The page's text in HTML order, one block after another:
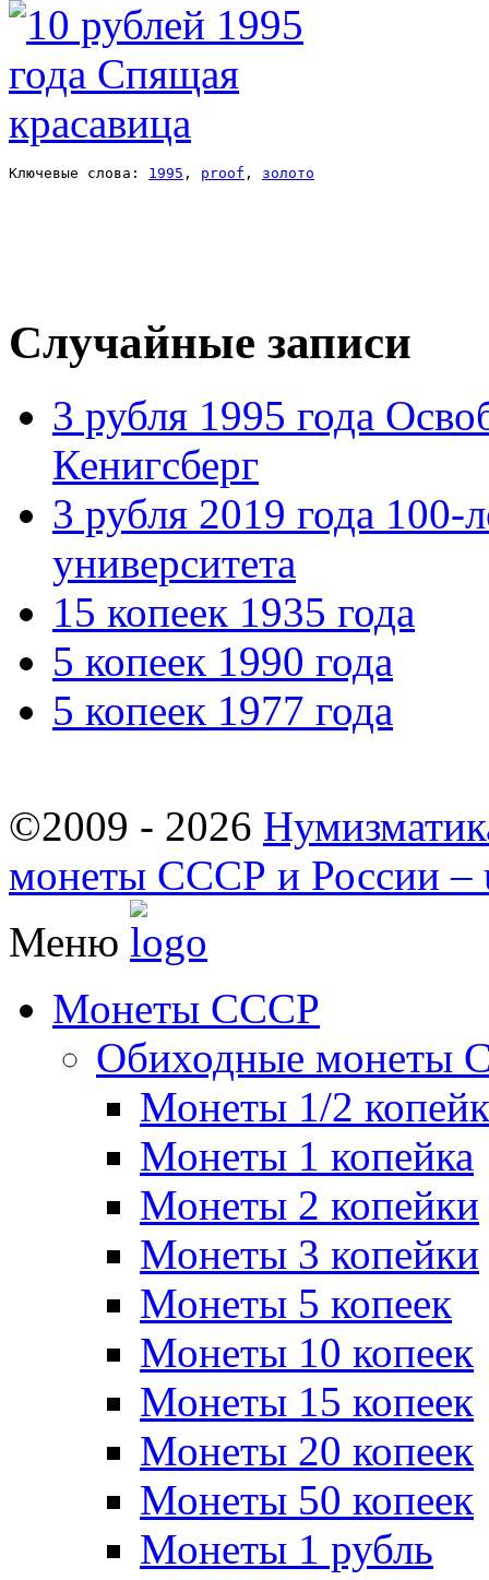
Ключевые слова: 1995 , proof , золото
Случайные записи
3 рубля 1995 года
Кенигсберг
3 рубля 2019 года 100-
университета
15 копеек 1935 года
5 копеек 1990 года
5 копеек 1977 года
©2009 - 2026
монеты СССР и России –
Меню
Монеты СССР
Обиходные монеты
Монеты 1/2
Монеты 1 копейка
Монеты 2 копейки
Монеты 3 копейки
Монеты 5 копеек
Монеты 10 копеек
Монеты 15 копеек
Монеты 20 копеек
Монеты 50 копеек
Монеты 1 рубль